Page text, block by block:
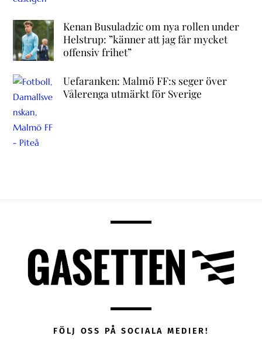
Kenan Busuladzic om nya rollen under
Helstrup: ”känner att jag får mycket
offensiv frihet”
Uefaranken: Malmö FF:s seger över
Vålerenga utmärkt för Sverige
FÖLJ OSS PÅ SOCIALA MEDIER!